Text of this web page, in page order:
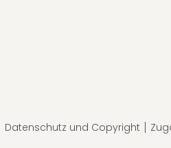
Datenschutz und Copyright